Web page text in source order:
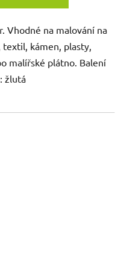
Vhodné na malování na
textil, kámen, plasty,
malířské plátno. Balení
žlutá